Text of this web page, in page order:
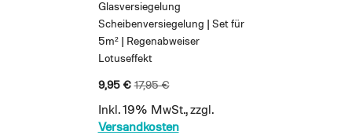
Glasversiegelung
Scheibenversiegelung | Set für
5m² | Regenabweiser
Lotuseffekt
Sonderangebot
9,95 € 17,95 €
Inkl. 19% MwSt.,zzgl.
Versandkosten